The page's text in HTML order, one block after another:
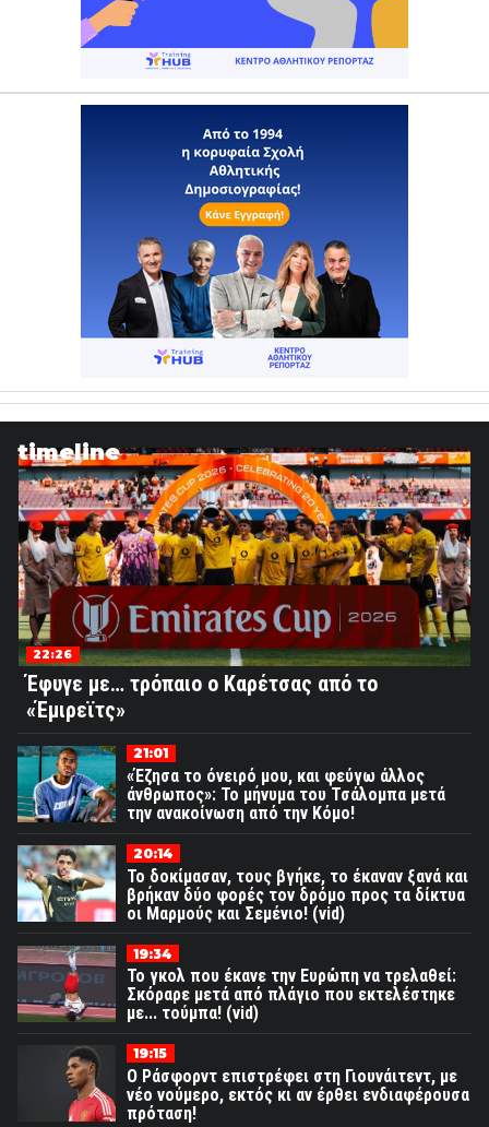
timeline
22:26
Έφυγε με… τρόπαιο ο Καρέτσας από το
«Έμιρεϊτς»
21:01
«Έζησα το όνειρό μου, και φεύγω άλλος
άνθρωπος»: Το μήνυμα του Τσάλομπα μετά
την ανακοίνωση από την Κόμο!
20:14
Το δοκίμασαν, τους βγήκε, το έκαναν ξανά και
βρήκαν δύο φορές τον δρόμο προς τα δίκτυα
οι Μαρμούς και Σεμένιο! (vid)
19:34
Το γκολ που έκανε την Ευρώπη να τρελαθεί:
Σκόραρε μετά από πλάγιο που εκτελέστηκε
με... τούμπα! (vid)
19:15
Ο Ράσφορντ επιστρέφει στη Γιουνάιτεντ, με
νέο νούμερο, εκτός κι αν έρθει ενδιαφέρουσα
πρόταση!